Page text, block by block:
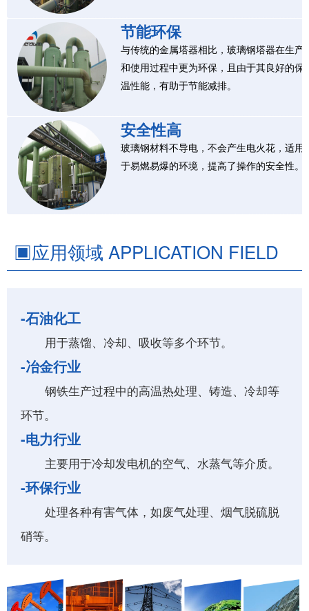
节能环保
与传统的金属塔器相比，玻璃钢塔器在生产
和使用过程中更为环保，且由于其良好的保
温性能，有助于节能减排。
安全性高
玻璃钢材料不导电，不会产生电火花，适用
于易燃易爆的环境，提高了操作的安全性。
▣应用领域 APPLICATION FIELD
-石油化工
用于蒸馏、冷却、吸收等多个环节。
-冶金行业
钢铁生产过程中的高温热处理、铸造、冷却等
环节。
-电力行业
主要用于冷却发电机的空气、水蒸气等介质。
-环保行业
处理各种有害气体，如废气处理、烟气脱硫脱
硝等。